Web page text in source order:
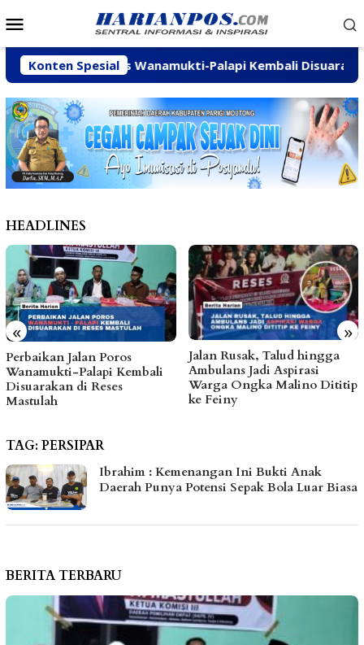
ke
Mobile
Konten Spesial
Jalan Poros Wanamukti-Palapi Kembali Disuarakan di
HEADLINES
« »
Jalan Rusak, Talud hingga
Ambulans Jadi Aspirasi
Warga Ongka Malino Dititip
ke Feiny
Dinas ESDM
Sanksi CV BBN
Dicabut, Masih
Bakal Ditindak Tegas
TAG: PERSIPAR
Ibrahim : Kemenangan Ini Bukti Anak
Daerah Punya Potensi Sepak Bola Luar Biasa
BERITA TERBARU